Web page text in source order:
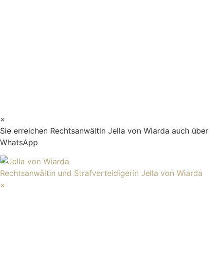
×
Sie erreichen Rechtsanwältin Jella von Wiarda auch über
WhatsApp
Rechtsanwältin und Strafverteidigerin Jella von Wiarda
×